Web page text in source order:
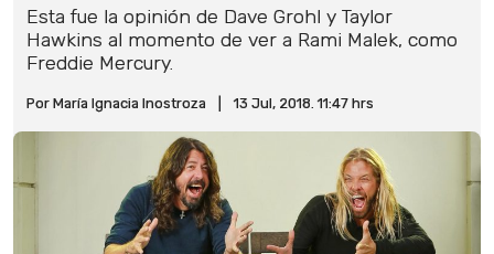
Esta fue la opinión de Dave Grohl y Taylor
Hawkins al momento de ver a Rami Malek, como
Freddie Mercury.
Por María Ignacia Inostroza 13 Jul, 2018. 11:47 hrs